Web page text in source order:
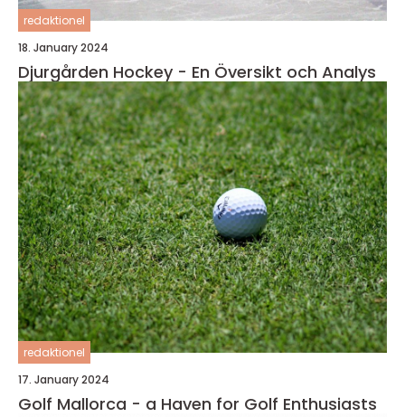
redaktionel
18. January 2024
Djurgården Hockey - En Översikt och Analys
redaktionel
17. January 2024
Golf Mallorca - a Haven for Golf Enthusiasts